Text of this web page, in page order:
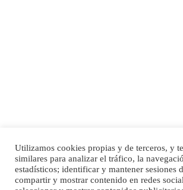
SHIBA PERDIDO AVDA JOSE MESA Y LOPEZ
PERRO MACHO RAZA SHIBA CON MICROCHIP
MESA Y LOPEZ. ES MUY ASUSTADIZO
Inicio Publicidad
Política de
Aviso Legal
Cláusula de
Utilizamos cookies propias y de terceros, y
similares para analizar el tráfico, la
estadísticos; identificar y mantener sesiones
compartir y mostrar contenido en redes